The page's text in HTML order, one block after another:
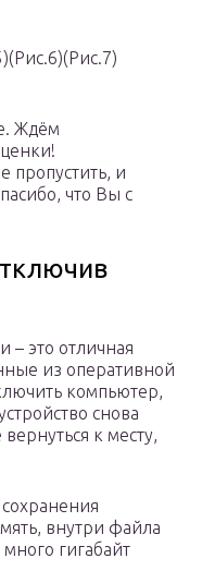
Ждём
пропустить, и
что Вы с
– это отличная
из оперативной
компьютер,
снова
к месту,
внутри файла
гигабайт